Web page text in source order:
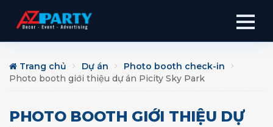
Trang chủ Dự án
Photo booth check-in
Photo booth giới thiệu dự án Picity Sky Park
PHOTO BOOTH GIỚI THIỆU DỰ